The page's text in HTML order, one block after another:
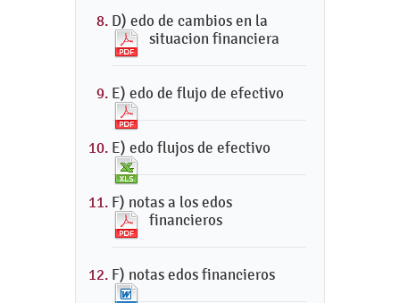
D) edo de cambios en la
situacion financiera
E) edo de flujo de efectivo
E) edo flujos de efectivo
F) notas a los edos
financieros
F) notas edos financieros